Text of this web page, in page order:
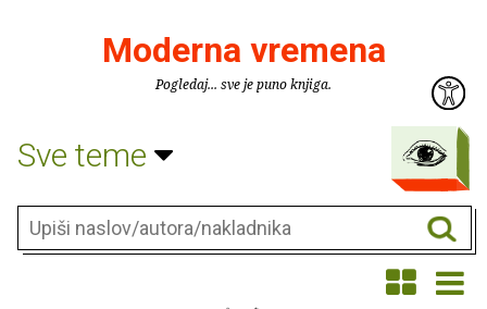
Moderna vremena
Pogledaj... sve je puno knjiga.
Sve teme